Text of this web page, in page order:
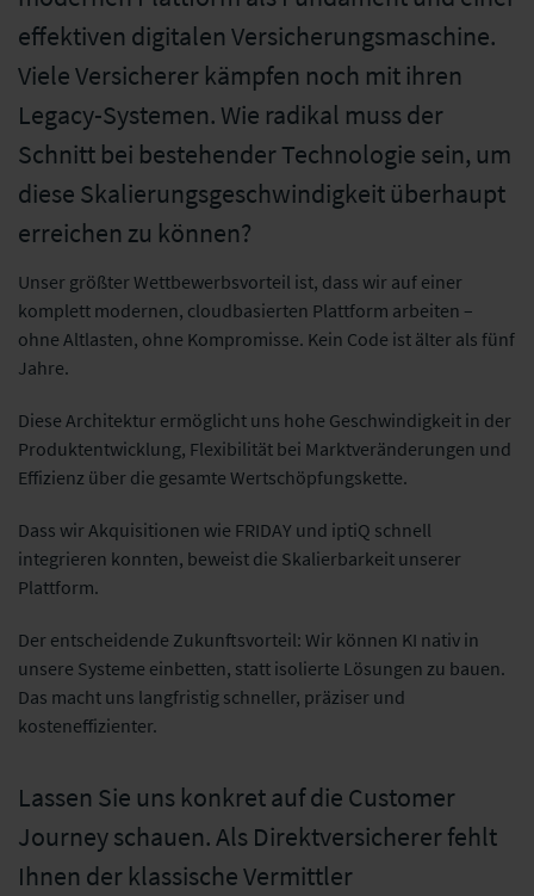
effektiven digitalen Versicherungsmaschine.
Viele Versicherer kämpfen noch mit ihren
Legacy-Systemen. Wie radikal muss der
Schnitt bei bestehender Technologie sein, um
diese Skalierungsgeschwindigkeit überhaupt
erreichen zu können?
Unser größter Wettbewerbsvorteil ist, dass wir auf einer
komplett modernen, cloudbasierten Plattform arbeiten –
ohne Altlasten, ohne Kompromisse. Kein Code ist älter als fünf
Jahre.
Diese Architektur ermöglicht uns hohe Geschwindigkeit in der
Produktentwicklung, Flexibilität bei Marktveränderungen und
Effizienz über die gesamte Wertschöpfungskette.
Dass wir Akquisitionen wie FRIDAY und iptiQ schnell
integrieren konnten, beweist die Skalierbarkeit unserer
Plattform.
Der entscheidende Zukunftsvorteil: Wir können KI nativ in
unsere Systeme einbetten, statt isolierte Lösungen zu bauen.
Das macht uns langfristig schneller, präziser und
kosteneffizienter.
Lassen Sie uns konkret auf die Customer
Journey schauen. Als Direktversicherer fehlt
Ihnen der klassische Vermittler